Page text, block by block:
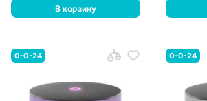
В корзину
0-0-24 0-0-24